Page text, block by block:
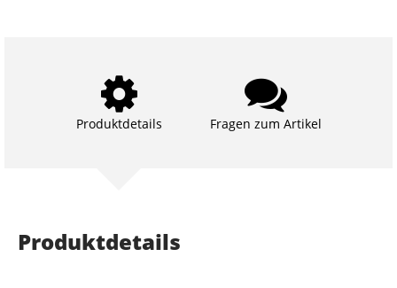
Produktdetails Fragen zum Artikel
Produktdetails